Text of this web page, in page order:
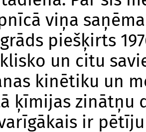
viņa
piešķirts
un citu
kinētiku un
ķīmijas zinātņu
ir